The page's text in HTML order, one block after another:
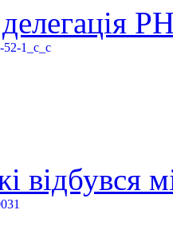
делегація
відбувся